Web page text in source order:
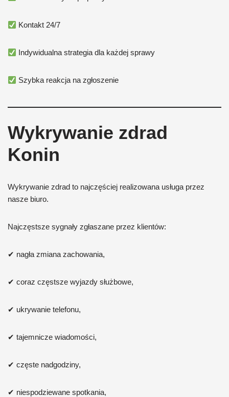
Kontakt 24/7
Indywidualna strategia dla każdej sprawy
Szybka reakcja na zgłoszenie
Wykrywanie zdrad
Konin
Wykrywanie zdrad to najczęściej realizowana usługa przez
nasze biuro.
Najczęstsze sygnały zgłaszane przez klientów:
✔ nagła zmiana zachowania,
✔ coraz częstsze wyjazdy służbowe,
✔ ukrywanie telefonu,
✔ tajemnicze wiadomości,
✔ częste nadgodziny,
✔ niespodziewane spotkania,